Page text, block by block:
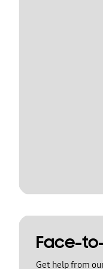
Face-
Get help from